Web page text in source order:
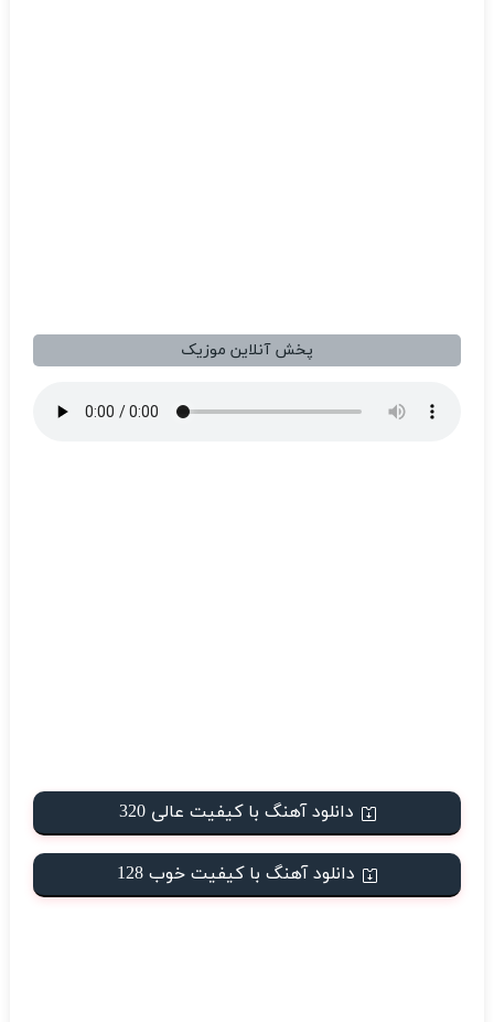
پخش آنلاین موزیک
دانلود آهنگ با کیفیت عالی 320
دانلود آهنگ با کیفیت خوب 128